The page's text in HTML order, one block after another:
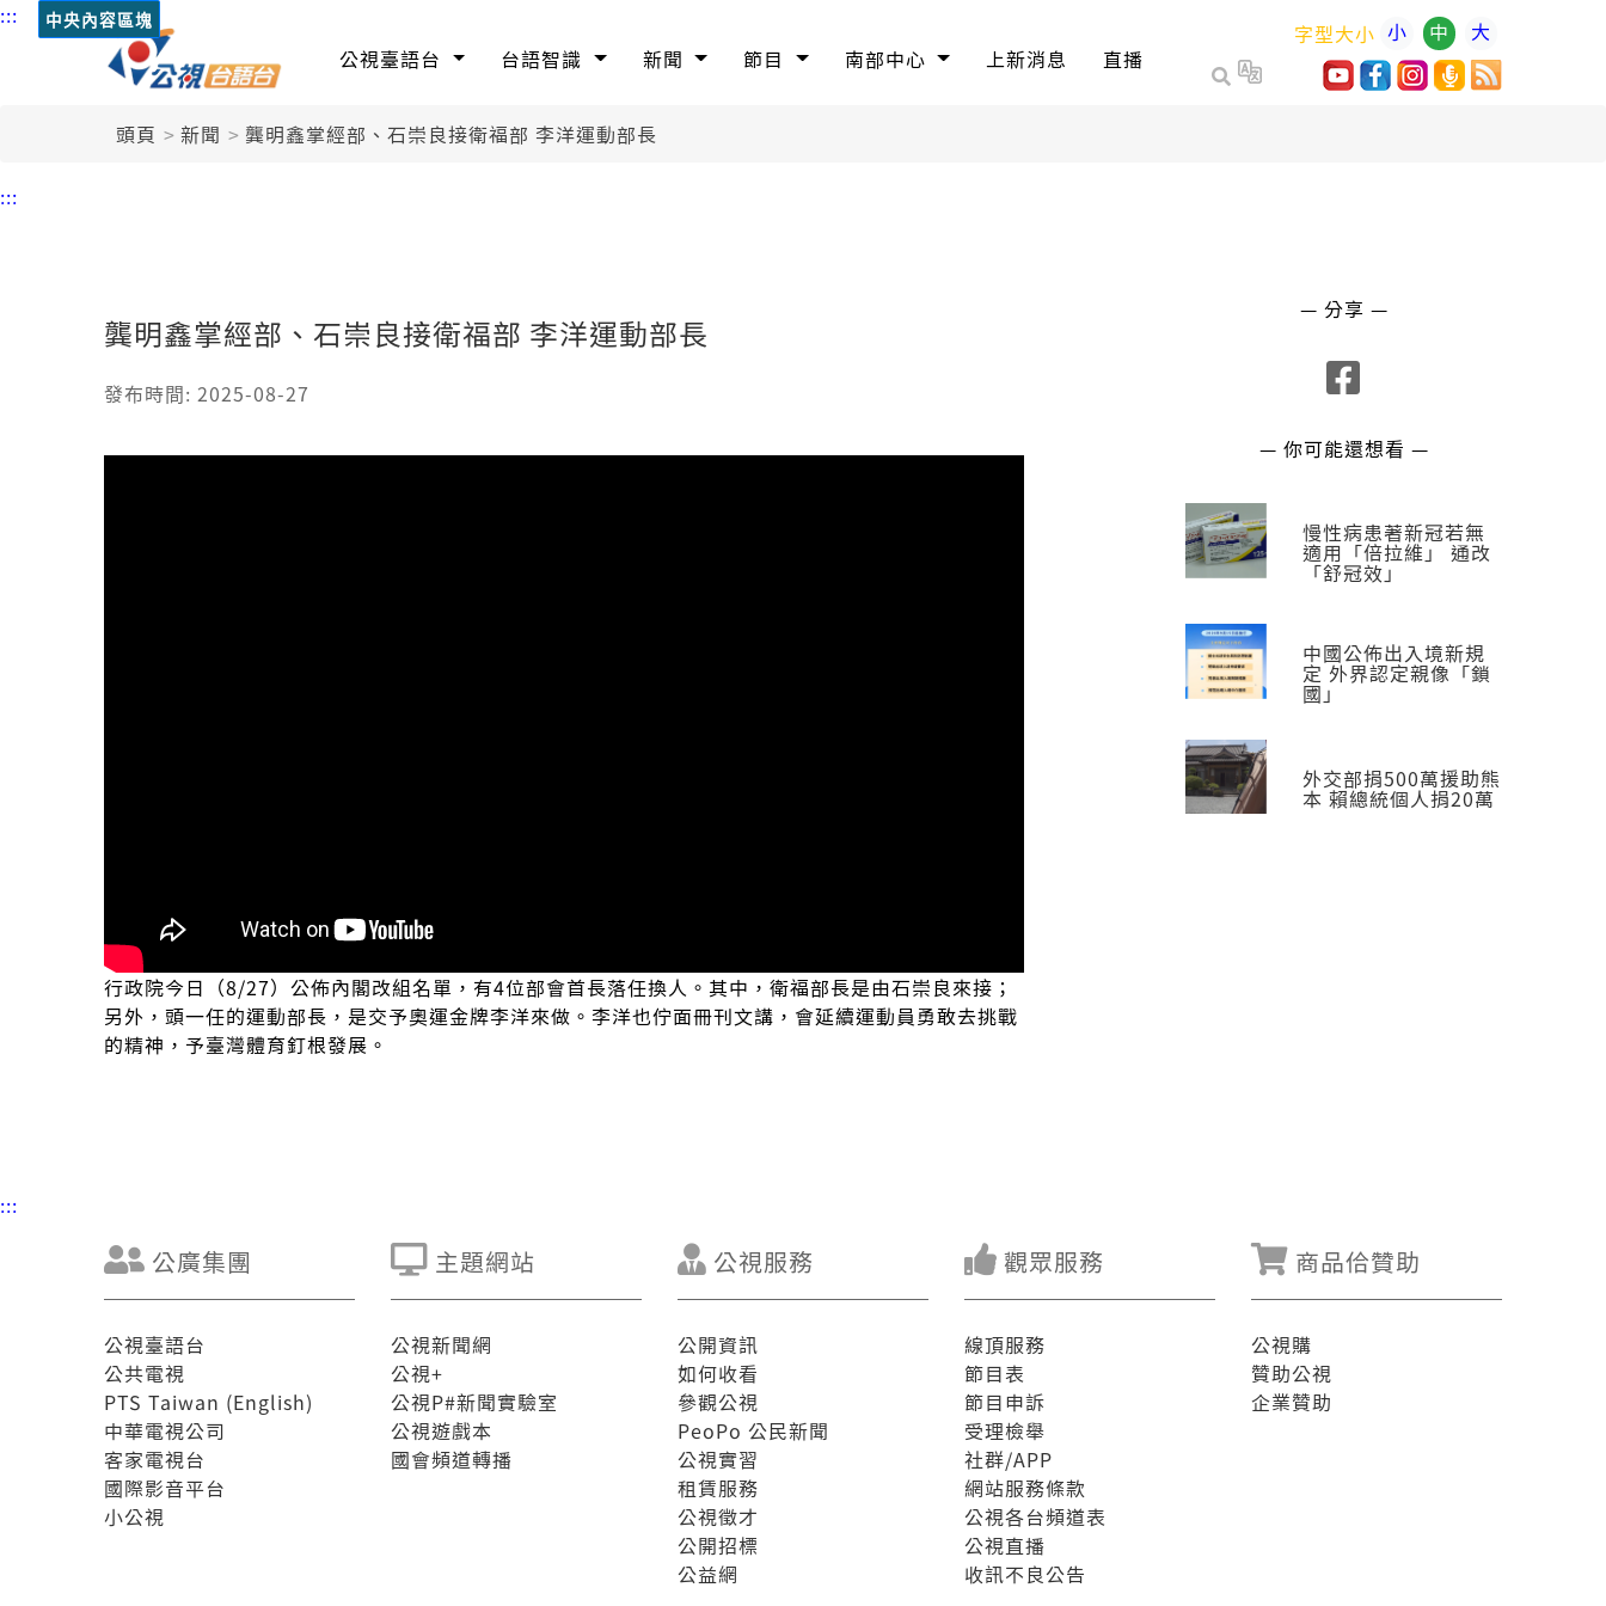
::: 中央內容區塊
公視臺語台 台語智識 新聞 節目 南部中心 上新消息 直播
字型大小 小 中 大
頭頁 新聞 龔明鑫掌經部、石崇良接衛福部 李洋運動部長
:::
龔明鑫掌經部、石崇良接衛福部 李洋運動部長
發布時間: 2025-08-27
行政院今日（8/27）公佈內閣改組名單，有4位部會首長落任換人。其中，衛福部長是由石崇良來接；
另外，頭一任的運動部長，是交予奧運金牌李洋來做。李洋也佇面冊刊文講，會延續運動員勇敢去挑戰
的精神，予臺灣體育釘根發展。
— 分享 —
— 你可能還想看 —
慢性病患著新冠若無
適用「倍拉維」 通改
「舒冠效」
中國公佈出入境新規
定 外界認定親像「鎖
國」
外交部捐500萬援助熊
本 賴總統個人捐20萬
:::
公廣集團
公視臺語台
公共電視
PTS Taiwan (English)
中華電視公司
客家電視台
國際影音平台
小公視
主題網站
公視新聞網
公視+
公視P#新聞實驗室
公視遊戲本
國會頻道轉播
公視服務
公開資訊
如何收看
參觀公視
PeoPo 公民新聞
公視實習
租賃服務
公視徵才
公開招標
公益網
觀眾服務
線頂服務
節目表
節目申訴
受理檢舉
社群/APP
網站服務條款
公視各台頻道表
公視直播
收訊不良公告
商品佮贊助
公視購
贊助公視
企業贊助